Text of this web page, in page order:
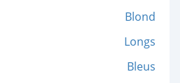
Blond
Longs
Bleus